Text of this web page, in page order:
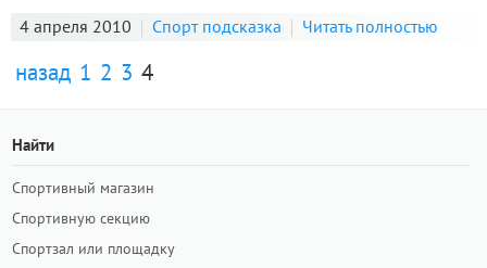
4 апреля 2010
Спорт подсказка Читать полностью
назад 1 2 3 4
Найти
Спортивный магазин
Спортивную секцию
Спортзал или площадку